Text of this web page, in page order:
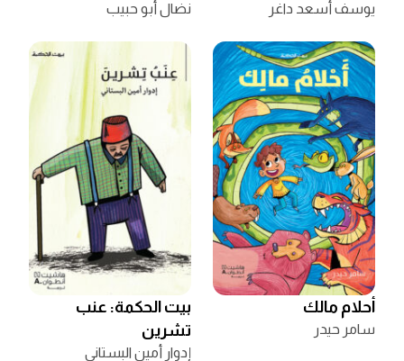
يوسف أسعد داغر نضال أبو حبيب
أحلام مالك
سامر حيدر
بيت الحكمة: عنب
تشرين
إدوار أمين البستاني